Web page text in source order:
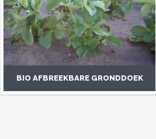
BIO AFBREEKBARE GRONDDOEK